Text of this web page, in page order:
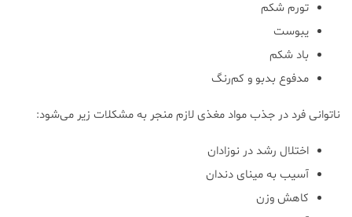
تورم شکم
یبوست
باد شکم
مدفوع بدبو و کم‌رنگ
ناتوانی فرد در جذب مواد مغذی لازم منجر به مشکلات زیر می‌شود:
اختلال رشد در نوزادان
آسیب به مینای دندان
کاهش وزن